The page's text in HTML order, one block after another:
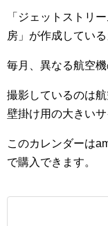
「ジェットストリ
房」が作成している
毎月、異なる航空
撮影しているのは
壁掛け用の大きいサ
このカレンダーは
で購入できます。